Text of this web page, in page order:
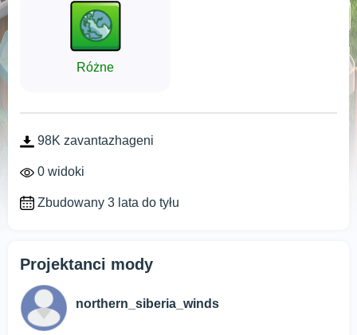
Różne
98K zavantazhageni
0 widoki
Zbudowany 3 lata do tyłu
Projektanci mody
northern_siberia_winds